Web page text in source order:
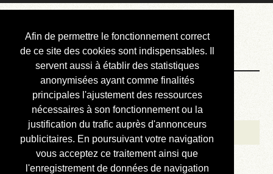
Afin de permettre le fonctionnement correct
de ce site des cookies sont indispensables. Il
servent aussi à établir des statistiques
anonymisées ayant comme finalités
principales l'ajustement des ressources
nécessaires à son fonctionnement ou la
justification du trafic auprès d'annonceurs
publicitaires. En poursuivant votre navigation
vous acceptez ce traitement ainsi que
l'enregistrement de données de navigation
Courbis, « LE »
Blog Officiel
Bienvenue
Réalisations
Divers (et d’été)
Annonces